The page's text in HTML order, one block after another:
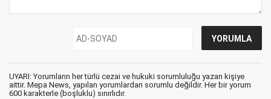
UYARI: Yorumların her türlü cezai ve hukuki sorumluluğu yazan kişiye
aittir. Mepa News, yapılan yorumlardan sorumlu değildir. Her bir yorum
600 karakterle (boşluklu) sınırlıdır.